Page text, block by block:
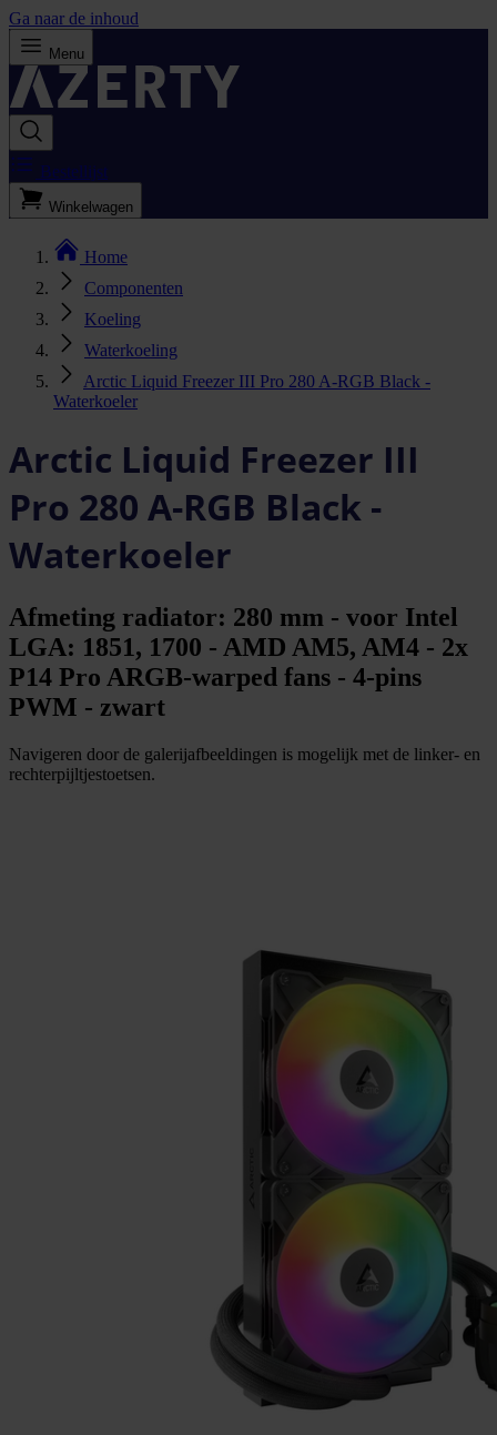
Ga naar de inhoud
Menu
Bestellijst
Winkelwagen
Home
Componenten
Koeling
Waterkoeling
Arctic Liquid Freezer III Pro 280 A-RGB Black -
Waterkoeler
Arctic Liquid Freezer III
Pro 280 A-RGB Black -
Waterkoeler
Afmeting radiator: 280 mm - voor Intel
LGA: 1851, 1700 - AMD AM5, AM4 - 2x
P14 Pro ARGB-warped fans - 4-pins
PWM - zwart
Navigeren door de galerijafbeeldingen is mogelijk met de linker- en
rechterpijltjestoetsen.